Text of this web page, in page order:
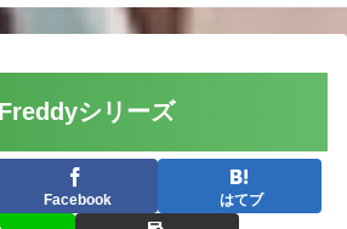
シリーズ
Facebook はてブ